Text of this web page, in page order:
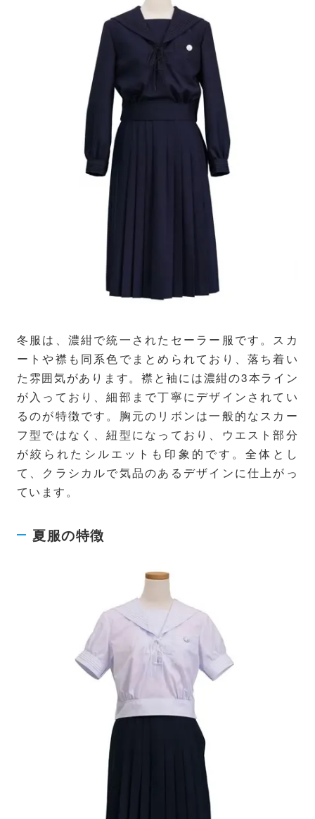
冬服は、濃紺で統一されたセーラー服です。スカ
ートや襟も同系色でまとめられており、落ち着い
た雰囲気があります。襟と袖には濃紺の3本ライン
が入っており、細部まで丁寧にデザインされてい
るのが特徴です。胸元のリボンは一般的なスカー
フ型ではなく、紐型になっており、ウエスト部分
が絞られたシルエットも印象的です。全体とし
て、クラシカルで気品のあるデザインに仕上がっ
ています。
夏服の特徴